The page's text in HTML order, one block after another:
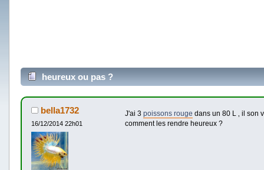
heureux ou pas ?
bella1732
16/12/2014 22h01
J'ai 3 poissons rouge dans un 80 L ‚ il son
comment les rendre heureux ?